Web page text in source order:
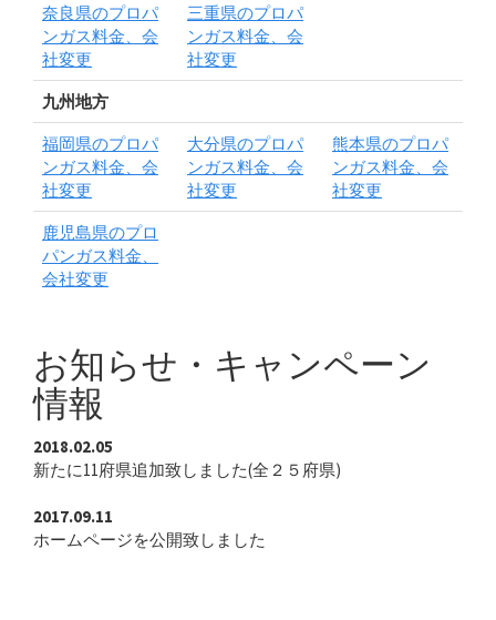
奈良県のプロパ
ンガス料金、会
社変更
三重県のプロパ
ンガス料金、会
社変更
九州地方
福岡県のプロパ
ンガス料金、会
社変更
大分県のプロパ
ンガス料金、会
社変更
熊本県のプロパ
ンガス料金、会
社変更
鹿児島県のプロ
パンガス料金、
会社変更
お知らせ・キャンペーン
情報
2018.02.05
新たに11府県追加致しました(全２５府県)
2017.09.11
ホームページを公開致しました